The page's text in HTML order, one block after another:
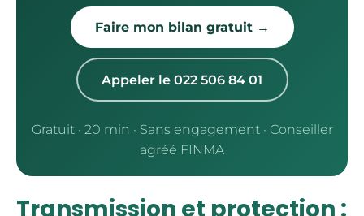
Faire mon bilan gratuit →
Appeler le 022 506 84 01
Gratuit · 20 min · Sans engagement · Conseiller
agréé FINMA
Transmission et protection :